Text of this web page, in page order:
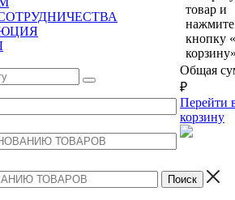
товар и
нажмите
кнопку
Общая
₽
Перейти
корзину